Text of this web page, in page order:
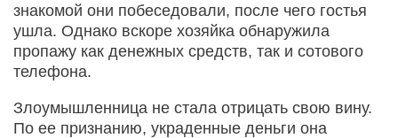
знакомой они побеседовали, после чего гостья
ушла. Однако вскоре хозяйка обнаружила
пропажу как денежных средств, так и сотового
телефона.
Злоумышленница не стала отрицать свою вину.
По ее признанию, украденные деньги она